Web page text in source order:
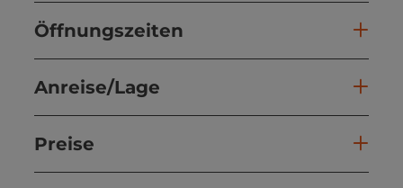
Öffnungszeiten
Anreise/Lage
Preise